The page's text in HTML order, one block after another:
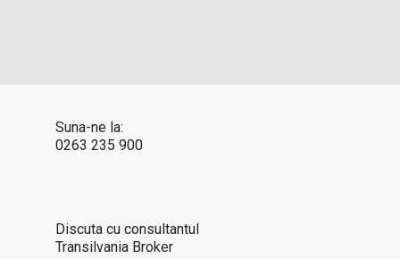
Suna-ne la:
0263 235 900
Discuta cu consultantul
Transilvania Broker